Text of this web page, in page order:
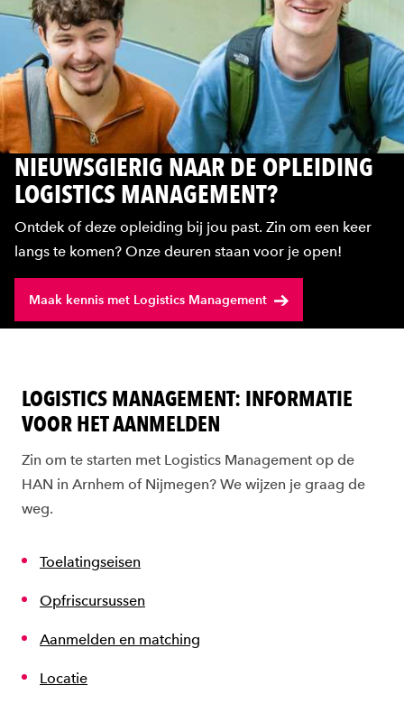
NIEUWSGIERIG NAAR DE OPLEIDING
LOGISTICS MANAGEMENT?
Ontdek of deze opleiding bij jou past. Zin om een keer
langs te komen? Onze deuren staan voor je open!
Maak kennis met Logistics Management
LOGISTICS MANAGEMENT: INFORMATIE
VOOR HET AANMELDEN
Zin om te starten met Logistics Management op de
HAN in Arnhem of Nijmegen? We wijzen je graag de
weg.
Toelatingseisen
Opfriscursussen
Aanmelden en matching
Locatie